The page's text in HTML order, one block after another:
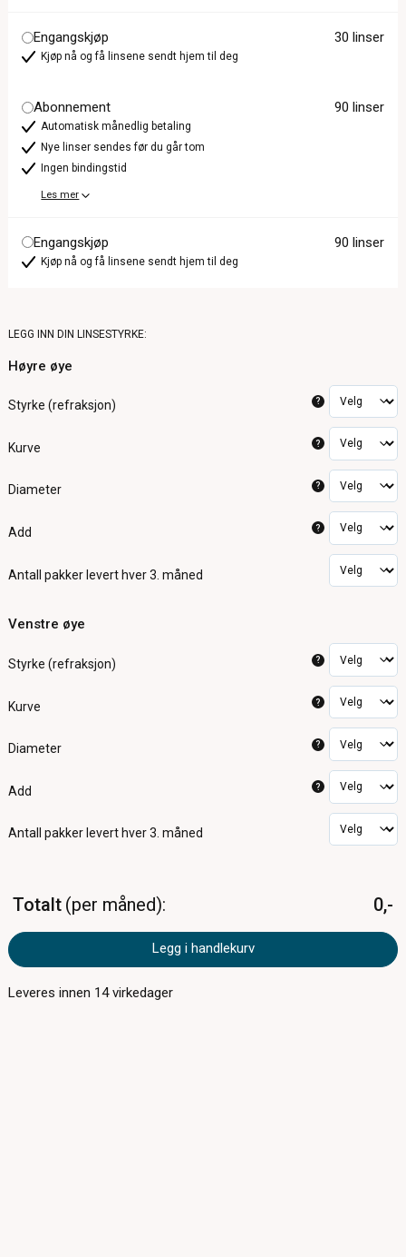
Engangskjøp 30 linser
Kjøp nå og få linsene sendt hjem til deg
Abonnement 90 linser
Automatisk månedlig betaling
Nye linser sendes før du går tom
Ingen bindingstid
Les mer
Engangskjøp 90 linser
Kjøp nå og få linsene sendt hjem til deg
LEGG INN DIN LINSESTYRKE:
Høyre øye
Styrke (refraksjon) ?
Kurve ?
Diameter ?
Add ?
Antall pakker levert hver 3. måned
Venstre øye
Styrke (refraksjon) ?
Kurve ?
Diameter ?
Add ?
Antall pakker levert hver 3. måned
Totalt per måned 0,-
Legg i handlekurv
Leveres innen 14virkedager